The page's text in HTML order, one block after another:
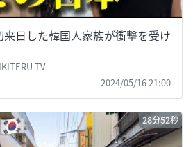
来日した韓国人家族が衝撃を受け
TV
2024/05/16 21:00
28分52秒